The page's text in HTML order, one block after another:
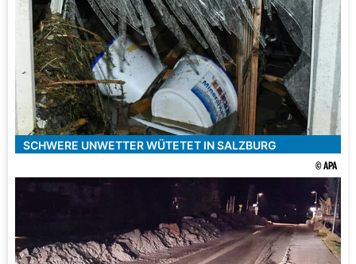
SCHWERE UNWETTER WÜTETET IN SALZBURG
© APA